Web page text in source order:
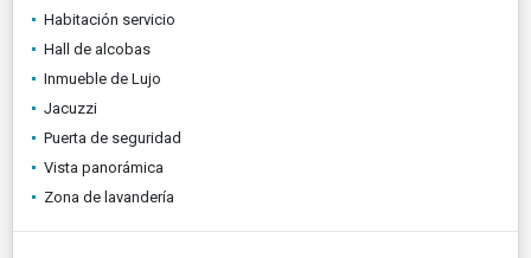
Habitación servicio
Hall de alcobas
Inmueble de Lujo
Jacuzzi
Puerta de seguridad
Vista panorámica
Zona de lavandería